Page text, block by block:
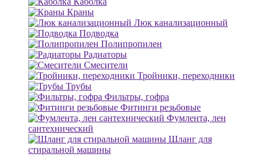
Краны
Люк канализационный
Подводка
Полипропилен
Радиаторы
Смесители
Тройники, переходники
Трубы
Фильтры, гофра
Фитинги резьбовые
Фумлента, лен
сантехнический
Шланг для
стиральной машины